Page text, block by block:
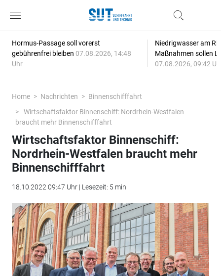
Hormus-Passage soll vorerst
gebührenfrei bleiben 07.08.2026, 14:48
Uhr
Niedrigwasser am
Maßnahmen sollen
07.08.2026, 09:42
Home Nachrichten
Binnenschifffahrt
Wirtschaftsfaktor Binnenschiff: Nordrhein-Westfalen
braucht mehr Binnenschifffahrt
Wirtschaftsfaktor Binnenschiff:
Nordrhein-Westfalen braucht mehr
Binnenschifffahrt
18.10.2022 09:47 Uhr | Lesezeit: 5 min